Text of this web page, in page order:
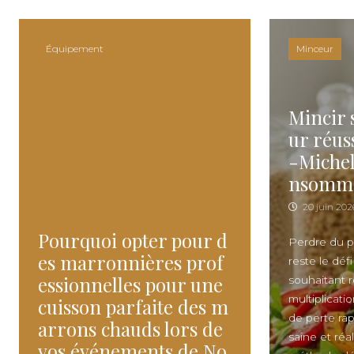
Équipement
Pourquoi opter pour d
es marronnières prof
essionnelles pour une
cuisson parfaite des m
arrons chauds lors de
Minceur
Mincir
ur
-
20 juin
Perdre du
reste le
souhaitant
de perte
saine et